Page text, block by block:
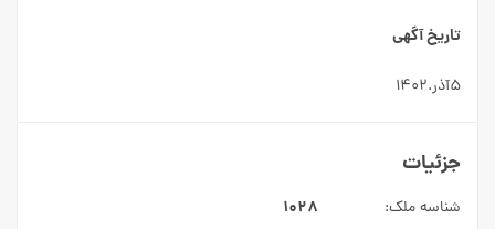
تاریخ آگهی
۵آذر.۱۴۰۲
جزئیات
شناسه ملک: ۱۰۲۸